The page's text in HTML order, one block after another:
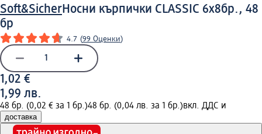
Soft&SicherНосни кърпички CLASSIC 6x8бр., 48
бр
4.7 (99 Оценки)
1,02 €
1,99 лв.
48 бр. (0,02 € за 1 бр.)48 бр. (0,04 лв. за 1 бр.)вкл. ДДС и
доставка